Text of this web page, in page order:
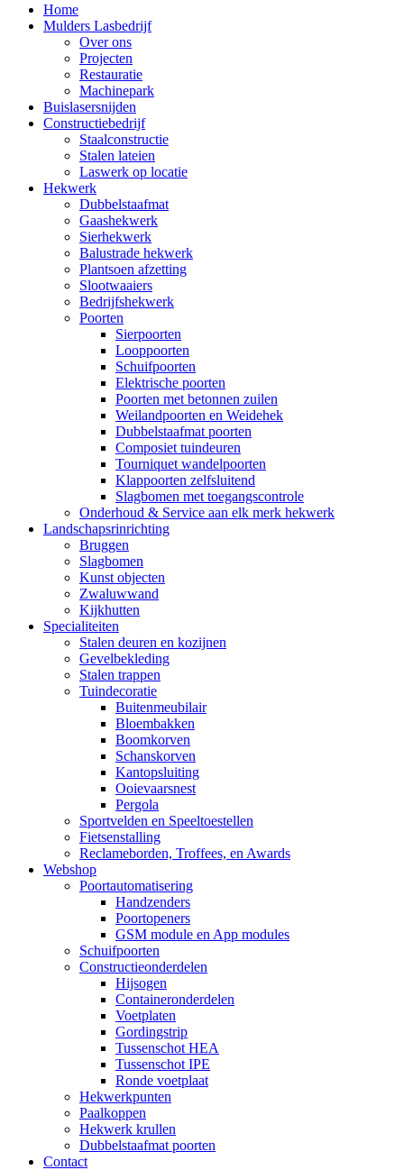
Home
Mulders Lasbedrijf
Over ons
Projecten
Restauratie
Machinepark
Buislasersnijden
Constructiebedrijf
Staalconstructie
Stalen lateien
Laswerk op locatie
Hekwerk
Dubbelstaafmat
Gaashekwerk
Sierhekwerk
Balustrade hekwerk
Plantsoen afzetting
Slootwaaiers
Bedrijfshekwerk
Poorten
Sierpoorten
Looppoorten
Schuifpoorten
Elektrische poorten
Poorten met betonnen zuilen
Weilandpoorten en Weidehek
Dubbelstaafmat poorten
Composiet tuindeuren
Tourniquet wandelpoorten
Klappoorten zelfsluitend
Slagbomen met toegangscontrole
Onderhoud & Service aan elk merk hekwerk
Landschapsrinrichting
Bruggen
Slagbomen
Kunst objecten
Zwaluwwand
Kijkhutten
Specialiteiten
Stalen deuren en kozijnen
Gevelbekleding
Stalen trappen
Tuindecoratie
Buitenmeubilair
Bloembakken
Boomkorven
Schanskorven
Kantopsluiting
Ooievaarsnest
Pergola
Sportvelden en Speeltoestellen
Fietsenstalling
Reclameborden, Troffees, en Awards
Webshop
Poortautomatisering
Handzenders
Poortopeners
GSM module en App modules
Schuifpoorten
Constructieonderdelen
Hijsogen
Containeronderdelen
Voetplaten
Gordingstrip
Tussenschot HEA
Tussenschot IPE
Ronde voetplaat
Hekwerkpunten
Paalkoppen
Hekwerk krullen
Dubbelstaafmat poorten
Contact